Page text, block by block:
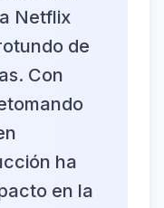
Netflix
de
Con
ha
en la